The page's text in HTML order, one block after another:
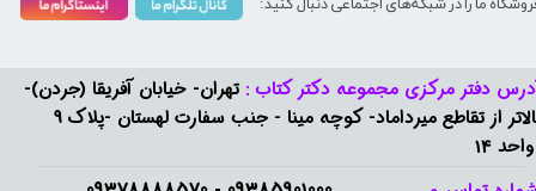
دفتر مرکزی مجموعه دکتر کتاب : تهران- خیابان آفریقا (جردن)-
بالاتر از تقاطع میرداماد- کوچه مینا - جنب سفارت لهستان -پلاک 9
14
ما را در شبکه‌های اجتماعی دنبال کنید: